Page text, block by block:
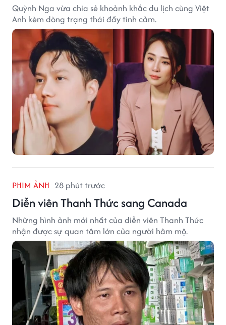
Quỳnh Nga vừa chia sẻ khoảnh khắc du lịch cùng Việt
Anh kèm dòng trạng thái đầy tình cảm.
PHIM ẢNH 28 phút trước
Diễn viên Thanh Thức sang Canada
Những hình ảnh mới nhất của diễn viên Thanh Thức
nhận được sự quan tâm lớn của người hâm mộ.